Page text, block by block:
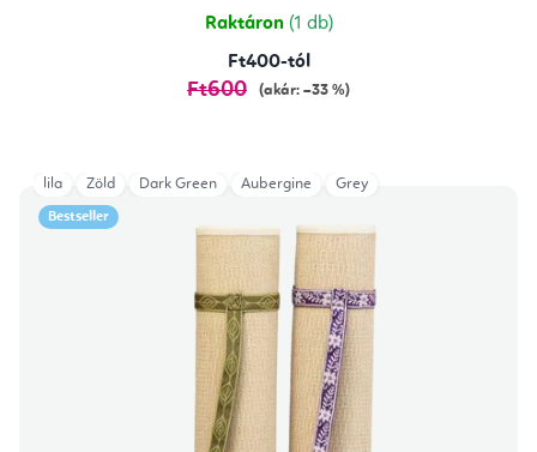
csillag.
Raktáron (1 db)
Ft400-tól
Ft600 (akár: –33 %)
Bestseller
lila Zöld Dark Green Aubergine Grey